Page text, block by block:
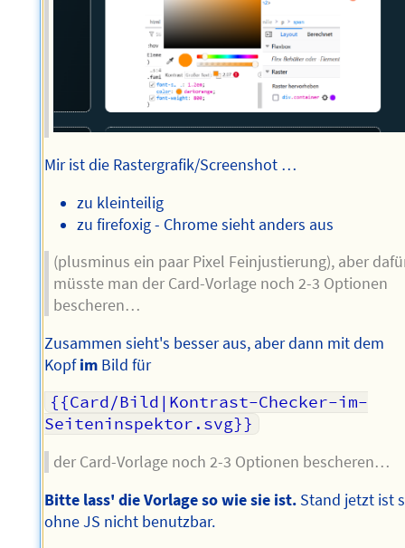
Mir ist die Rastergrafik/Screenshot …
zu kleinteilig
zu firefoxig - Chrome sieht anders aus
(plusminus ein paar Pixel Feinjustierung), aber
müsste man der Card-Vorlage noch 2-3 Optionen
bescheren…
Zusammen sieht's besser aus, aber dann mit dem
Kopfim Bild für
{{Card/Bild|Kontrast-Checker-im-
Seiteninspektor.svg}}
der Card-Vorlage noch 2-3 Optionen bescheren…
Bitte lass' die Vorlage so wie sie ist. Stand jetzt ist
ohne JS nicht benutzbar.